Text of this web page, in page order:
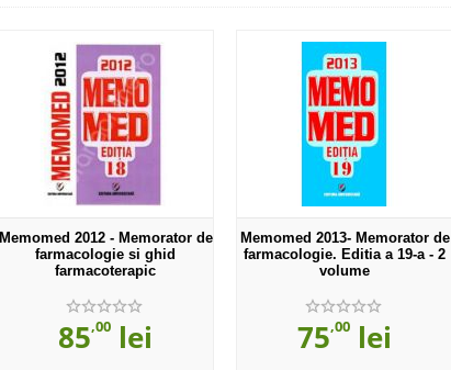
Memomed 2012 - Memorator de
farmacologie si ghid
farmacoterapic
85,00 lei
Memomed 2013- Memorator de
farmacologie. Editia a 19-a - 2
volume
75,00 lei